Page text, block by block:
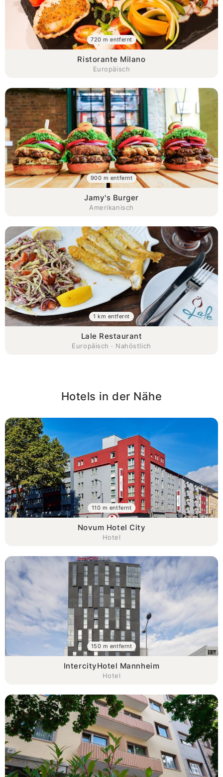
Ristorante Milano
Europäisch
720 m entfernt
Jamy's Burger
Amerikanisch
900 m entfernt
Lale Restaurant
Europäisch · Nahöstlich
1 km entfernt
Hotels in der Nähe
Novum Hotel City
Hotel
110 m entfernt
IntercityHotel Mannheim
Hotel
150 m entfernt